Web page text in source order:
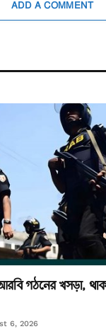
ADD A COMMENT
গঠনের খসড়া,
6, 2026